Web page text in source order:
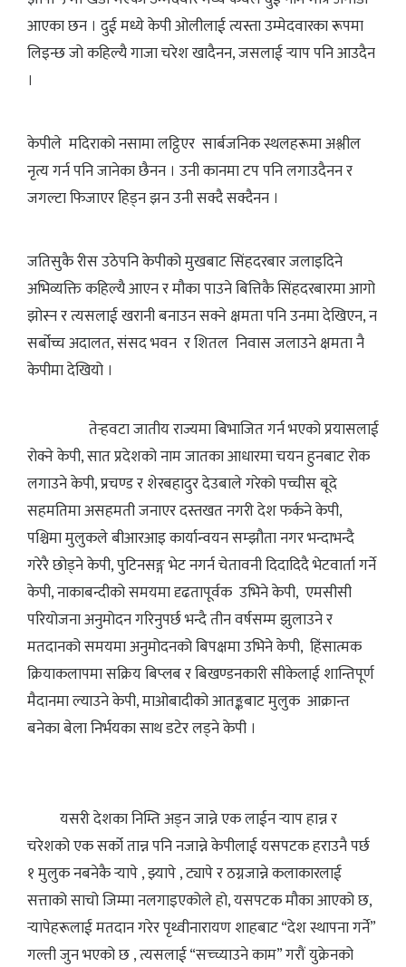
आएका छन । दुई मध्ये केपी ओलीलाई त्यस्ता उम्मेदवारका रूपमा
लिइन्छ जो कहिल्यै गाजा चरेश खादैनन, जसलाई र्‍याप पनि आउदैन
।
केपीले मदिराको नसामा लट्ठिएर सार्बजनिक स्थलहरूमा अश्लील
नृत्य गर्न पनि जानेका छैनन । उनी कानमा टप पनि लगाउदैनन र
जगल्टा फिजाएर हिड्न झन उनी सक्दै सक्दैनन ।
जतिसुकै रीस उठेपनि केपीको मुखबाट सिंहदरबार जलाइदिने
अभिव्यक्ति कहिल्यै आएन र मौका पाउने बित्तिकै सिंहदरबारमा आगो
झोस्न र त्यसलाई खरानी बनाउन सक्ने क्षमता पनि उनमा देखिएन, न
सर्बोच्च अदालत, संसद भवन र शितल निवास जलाउने क्षमता नै
केपीमा देखियो ।
तेर्‍हवटा जातीय राज्यमा बिभाजित गर्न भएको प्रयासलाई
रोक्ने केपी, सात प्रदेशको नाम जातका आधारमा चयन हुनबाट रोक
लगाउने केपी, प्रचण्ड र शेरबहादुर देउबाले गरेको पच्चीस बूदे
सहमतिमा असहमती जनाएर दस्तखत नगरी देश फर्कने केपी,
पश्चिमा मुलुकले बीआरआइ कार्यान्वयन सम्झौता नगर भन्दाभन्दै
गरेरै छोड्ने केपी, पुटिनसङ्ग भेट नगर्न चेतावनी दिदादिदै भेटवार्ता गर्ने
केपी, नाकाबन्दीको समयमा दृढतापूर्वक उभिने केपी, एमसीसी
परियोजना अनुमोदन गरिनुपर्छ भन्दै तीन वर्षसम्म झुलाउने र
मतदानको समयमा अनुमोदनको बिपक्षमा उभिने केपी, हिंसात्मक
क्रियाकलापमा सक्रिय बिप्लब र बिखण्डनकारी सीकेलाई शान्तिपूर्ण
मैदानमा ल्याउने केपी, माओबादीको आतङ्कबाट मुलुक आक्रान्त
बनेका बेला निर्भयका साथ डटेर लड्ने केपी ।
यसरी देशका निम्ति अड्न जान्ने एक लाईन र्‍याप हान्न र
चरेशको एक सर्को तान्न पनि नजान्ने केपीलाई यसपटक हराउनै पर्छ
१ मुलुक नबनेकै र्‍यापे , झ्यापे , ट्यापे र ठग्नजान्ने कलाकारलाई
सत्ताको साचो जिम्मा नलगाइएकोले हो, यसपटक मौका आएको छ,
र्‍यापेहरूलाई मतदान गरेर पृथ्वीनारायण शाहबाट “देश स्थापना गर्ने”
गल्ती जुन भएको छ , त्यसलाई “सच्च्याउने काम” गरौं युक्रेनको